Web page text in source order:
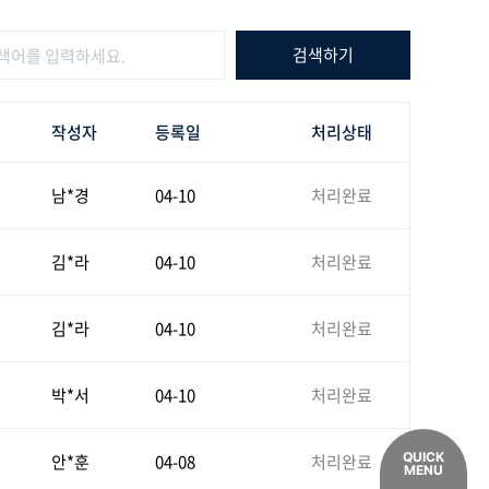
작성자 등록일 처리상태
남*경 04-10 처리완료
김*라 04-10 처리완료
김*라 04-10 처리완료
박*서 04-10 처리완료
안*훈 04-08 처리완료
QUICK
MENU